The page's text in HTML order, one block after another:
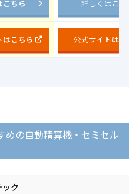
こちら 詳しくはこちら
こちら 公式サイトはこち
めの自動精算機・セミセル
ク